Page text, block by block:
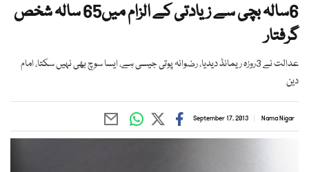
6سالہ بچی سے زیادتی کے الزام میں65 سالہ شخص
گرفتار
عدالت نے 3روزہ ریمانڈ دیدیا، رضوانہ پوتی جیسی ہے، ایسا سوچ بھی نہیں سکتا، امام
دین
Nama Nigar
September 17, 2013